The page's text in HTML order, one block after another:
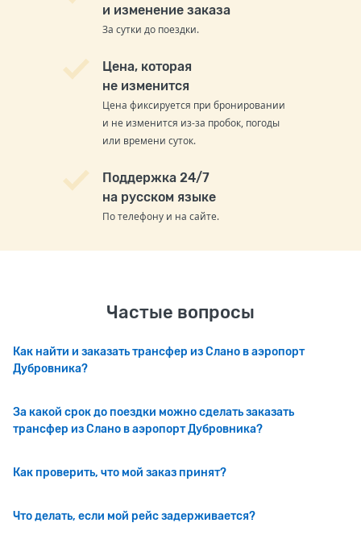
и изменение заказа
За сутки до поездки.
Цена, которая
не изменится
Цена фиксируется при бронировании
и не изменится из-за пробок, погоды
или времени суток.
Поддержка 24/7
на русском языке
По телефону и на сайте.
Частые вопросы
Как найти и заказать трансфер из Слано в аэропорт
Дубровника?
За какой срок до поездки можно сделать заказать
трансфер из Слано в аэропорт Дубровника?
Как проверить, что мой заказ принят?
Что делать, если мой рейс задерживается?